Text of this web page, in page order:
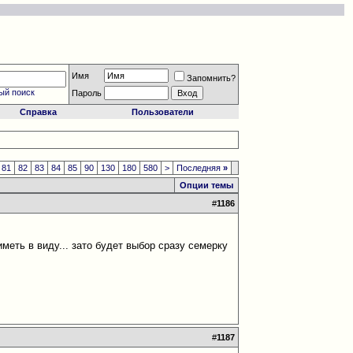
поиск
Имя
Запомнить?
Пароль
Справка Пользователи
81 82 83 84 85 90 130 180 580 > Последняя»
Опции темы
#1186
в виду... зато будет выбор сразу семерку
#1187